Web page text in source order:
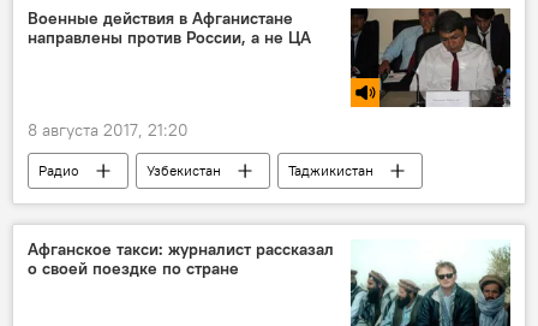
Узбекистан на Армейских международных играх - 2017
Военные действия в Афганистане
направлены против России, а не ЦА
8 августа 2017, 21:20
Радио Узбекистан
Таджикистан
Афганистан
Центральная Азия
эксперт
Афганское такси: журналист рассказал
о своей поездке по стране